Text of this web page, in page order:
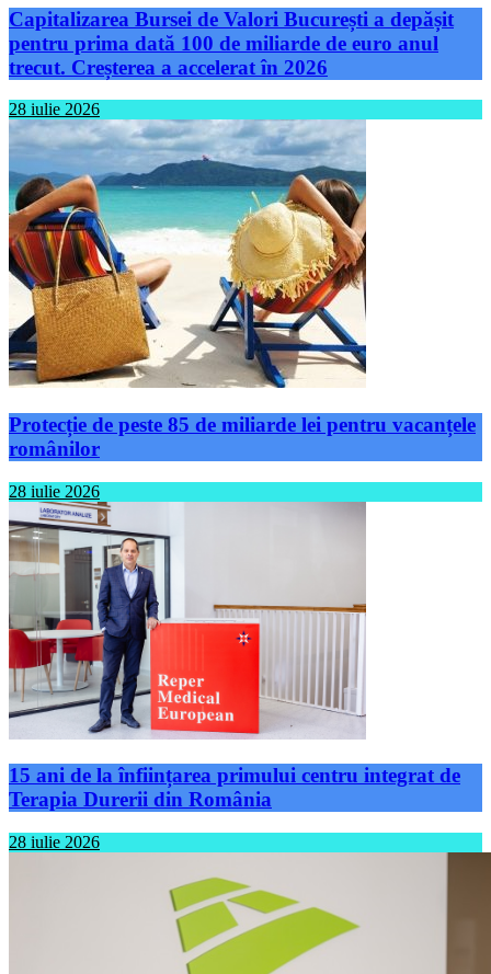
Capitalizarea Bursei de Valori București a depășit
pentru prima dată 100 de miliarde de euro anul
trecut. Creșterea a accelerat în 2026
28 iulie 2026
Protecție de peste 85 de miliarde lei pentru vacanțele
românilor
28 iulie 2026
15 ani de la înființarea primului centru integrat de
Terapia Durerii din România
28 iulie 2026